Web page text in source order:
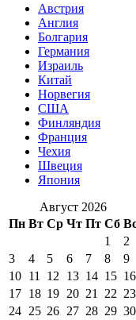
Австрия
Англия
Болгария
Германия
Израиль
Китай
Норвегия
США
Финляндия
Франция
Чехия
Швеция
Япония
Август 2026
Пн Вт Ср Чт Пт Сб
1
2
3
4 5 6 7 8
9
10 11 12 13 14 15 16
17 18 19 20 21 22 23
24 25 26 27 28 29 30